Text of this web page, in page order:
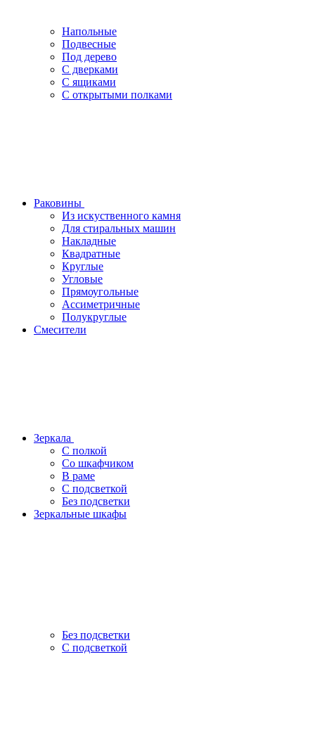
Напольные
Подвесные
Под дерево
С дверками
С ящиками
С открытыми полками
Раковины
Из искуственного камня
Для стиральных машин
Накладные
Квадратные
Круглые
Угловые
Прямоугольные
Ассиметричные
Полукруглые
Смесители
Зеркала
С полкой
Со шкафчиком
В раме
С подсветкой
Без подсветки
Зеркальные шкафы
Без подсветки
С подсветкой